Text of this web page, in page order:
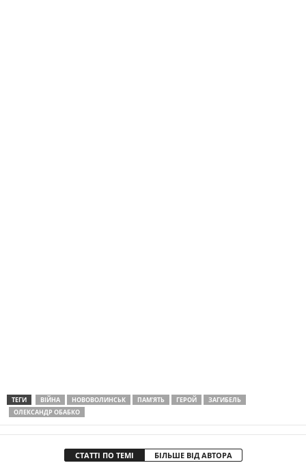
ТЕГИ ВІЙНА НОВОВОЛИНСЬК ПАМ'ЯТЬ ГЕРОЙ
ЗАГИБЕЛЬ
ОЛЕКСАНДР ОБАБКО
СТАТТІ ПО ТЕМІ БІЛЬШЕ ВІД АВТОРА